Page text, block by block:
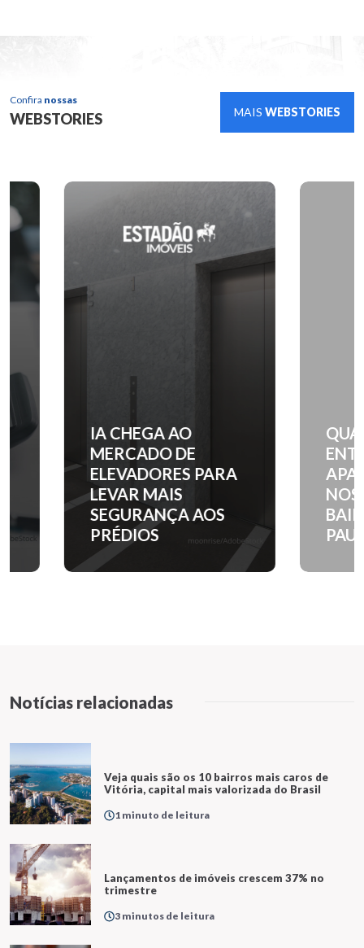
Confira nossas
WEBSTORIES MAIS WEBSTORIES
IA CHEGA AO
MERCADO DE
ELEVADORES PARA
LEVAR MAIS
SEGURANÇA AOS
PRÉDIOS
QUANTO
ENTRADA
NOS
BAIRROS
PAULO?
Notícias relacionadas
Veja quais são os 10 bairros mais caros de
Vitória, capital mais valorizada do Brasil
1 minuto de leitura
Lançamentos de imóveis crescem 37% no
trimestre
3 minutos de leitura